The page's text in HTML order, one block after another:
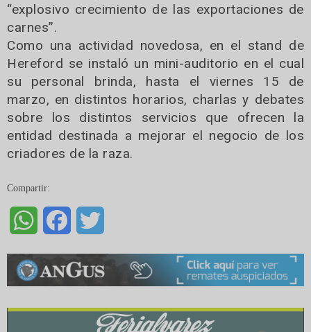
“explosivo crecimiento de las exportaciones de
carnes”.
Como una actividad novedosa, en el stand de
Hereford se instaló un mini-auditorio en el cual
su personal brinda, hasta el viernes 15 de
marzo, en distintos horarios, charlas y debates
sobre los distintos servicios que ofrecen la
entidad destinada a mejorar el negocio de los
criadores de la raza.
Compartir:
WhatsAppFacebook